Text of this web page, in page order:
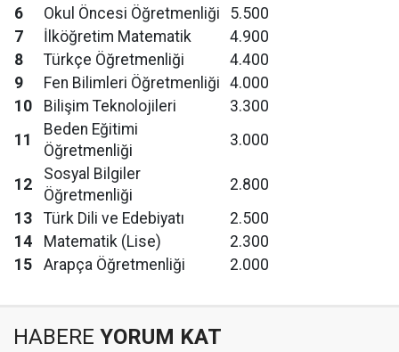
6
Okul Öncesi Öğretmenliği
5.500
7
İlköğretim Matematik
4.900
8
Türkçe Öğretmenliği
4.400
9
Fen Bilimleri Öğretmenliği 4.000
10
Bilişim Teknolojileri
3.300
11
Beden Eğitimi
Öğretmenliği
3.000
12
Sosyal Bilgiler
Öğretmenliği
2.800
13
Türk Dili ve Edebiyatı
2.500
14
Matematik (Lise)
2.300
15
Arapça Öğretmenliği 2.000
HABERE YORUM KAT